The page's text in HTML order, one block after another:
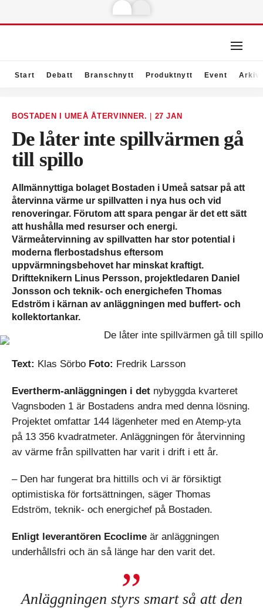
Start Debatt Branschnytt Produktnytt Event Arkiv
BOSTADEN I UMEÅ ÅTERVINNER. 27 JAN
De låter inte spillvärmen gå
till spillo
Allmännyttiga bolaget Bostaden i Umeå satsar på att
återvinna värme ur spillvatten i nya hus och vid
renoveringar. Förutom att spara pengar är det ett sätt
att hushålla med resurser och energi.
Värmeåtervinning av spillvatten har stor potential i
moderna flerbostadshus eftersom
uppvärmningsbehovet har minskat kraftigt.
Driftteknikern Linus Persson, projektledaren Daniel
Jonsson och teknik- och energichefen Thomas
Edström i kärnan av anläggningen med buffert- och
kollektortankar.
Text: Klas Sörbo Foto: Fredrik Larsson
Evertherm-anläggningen i det nybyggda kvarteret
Vagnsboden 1 är Bostadens andra med denna lösning.
Projektet omfattar 144 lägenheter med en Atemp-yta
på 13 356 kvadratmeter. Anläggningen för återvinning
av värme från spillvatten har varit i drift i ett år.
– Den har fungerat bra hittills och vi är försiktigt
optimistiska för fortsättningen, säger Thomas
Edström, teknik- och energichef på Bostaden.
Enligt leverantören Ecoclime är anläggningen
underhållsfri och än så länge har den varit det.
Anläggningen styrs smart så att den